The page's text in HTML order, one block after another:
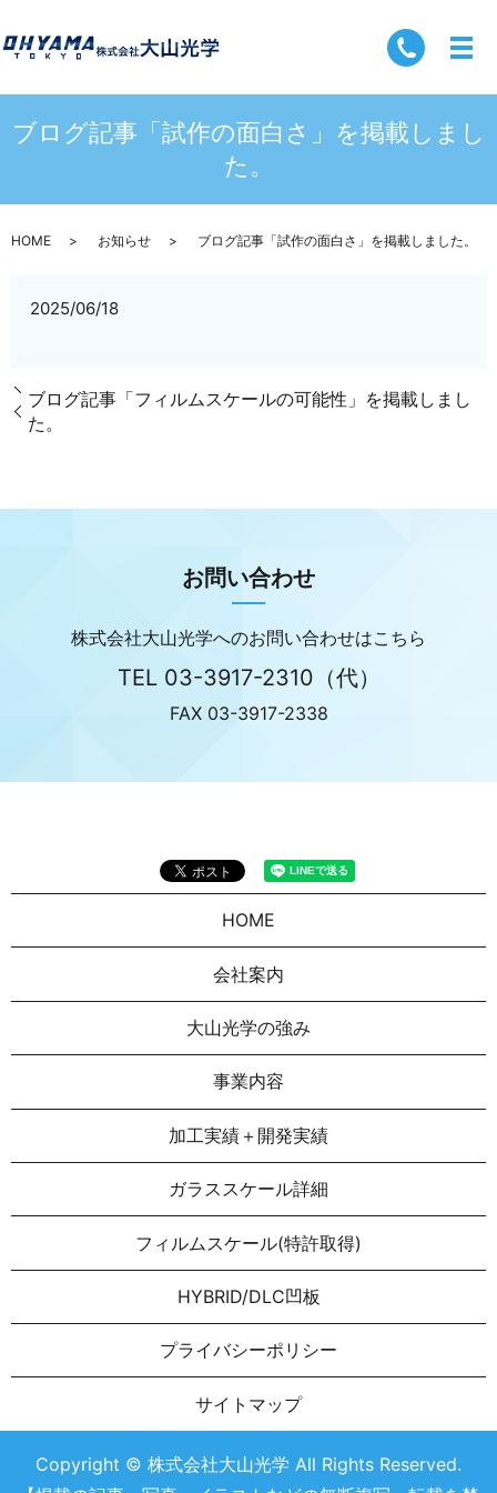
ブログ記事「試作の面白さ」を掲載しまし
た。
HOME お知らせ ブログ記事「試作の面白さ」を掲載しました。
2025/06/18
ブログ記事「フィルムスケールの可能性」を掲載しまし
た。
お問い合わせ
株式会社大山光学へのお問い合わせはこちら
TEL 03-3917-2310 （代）
FAX 03-3917-2338
HOME
会社案内
大山光学の強み
事業内容
加工実績＋開発実績
ガラススケール詳細
フィルムスケール(特許取得)
HYBRID/DLC凹板
プライバシーポリシー
サイトマップ
Copyright © 株式会社大山光学 All Rights Reserved.